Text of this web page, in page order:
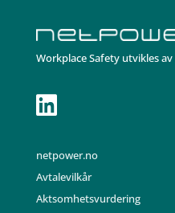
Workplace Safety utvikles

netpower.no
Avtalevilkår
Aktsomhetsvurdering